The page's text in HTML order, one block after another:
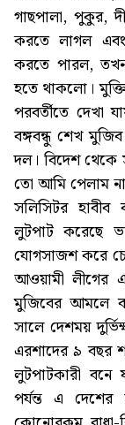
গাছপালা, পুকুর,
করতে লাগল এবং
করতে পারল,
হতে থাকলো।
পরবর্তীতে দেখা
বঙ্গবন্ধু শেখ
দল। বিদেশ
তো আমি পেলাম
সলিসিটর হাবীব
লুটপাট করেছে
যোগসাজশ করে
আওয়ামী লীগের
মুজিবের আমলে
সালে দেশময়
এরশাদের ৯ বছর
লুটপাটকারী
পর্যন্ত এ দেশের